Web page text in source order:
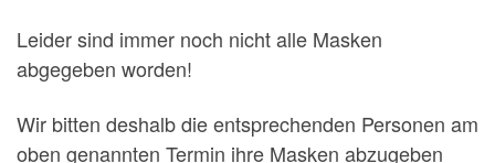
Leider sind immer noch nicht alle Masken
abgegeben worden!
Wir bitten deshalb die entsprechenden Personen am
oben genannten Termin ihre Masken abzugeben